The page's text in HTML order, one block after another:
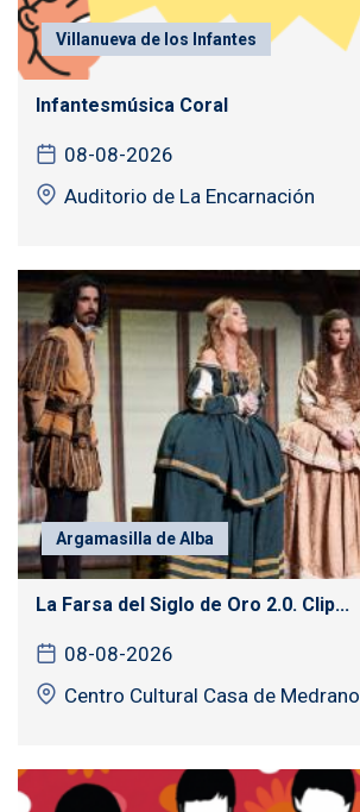
Villanueva de los Infantes
Infantesmúsica Coral
08-08-2026
Auditorio de La Encarnación
Argamasilla de Alba
La Farsa del Siglo de Oro 2.0. Clip...
08-08-2026
Centro Cultural Casa de Medrano